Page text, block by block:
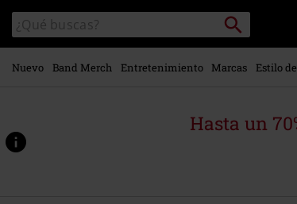
contenido
principal
Buscar
en
el
catálogo
Buscar
Nuevo Band Merch Entretenimiento Marcas Estilo
Hasta un